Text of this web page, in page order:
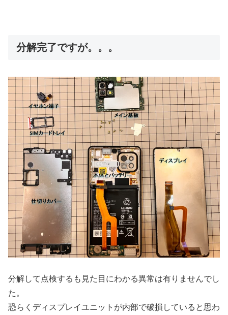
分解完了ですが。。。
分解して点検するも見た目にわかる異常は有りませんでし
た。
恐らくディスプレイユニットが内部で破損していると思わ